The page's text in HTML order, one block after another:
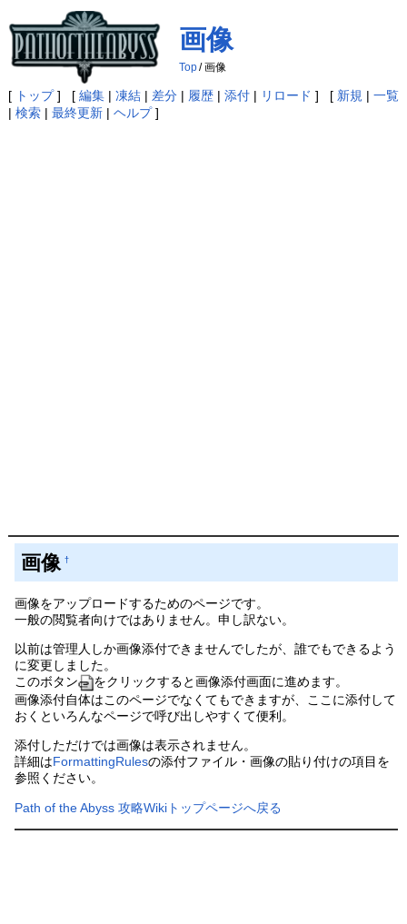
画像
Top/ 画像
[ トップ] [ 編集| 凍結| 差分| 履歴| 添付| リロード ] [ 新規 | 一覧
| 検索| 最終更新| ヘルプ]
画像 †
画像をアップロードするためのページです。
一般の閲覧者向けではありません。申し訳ない。
以前は管理人しか画像添付できませんでしたが、誰でもできるよう
に変更しました。
このボタン
をクリックすると画像添付画面に進めます。
画像添付自体はこのページでなくてもできますが、ここに添付して
おくといろんなページで呼び出しやすくて便利。
添付しただけでは画像は表示されません。
詳細はFormattingRulesの添付ファイル・画像の貼り付けの項目を
参照ください。
Path of the Abyss 攻略Wikiトップページへ戻る